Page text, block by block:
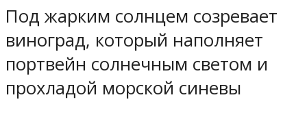
Под жарким солнцем созревает
виноград, который наполняет
портвейн солнечным светом и
прохладой морской синевы